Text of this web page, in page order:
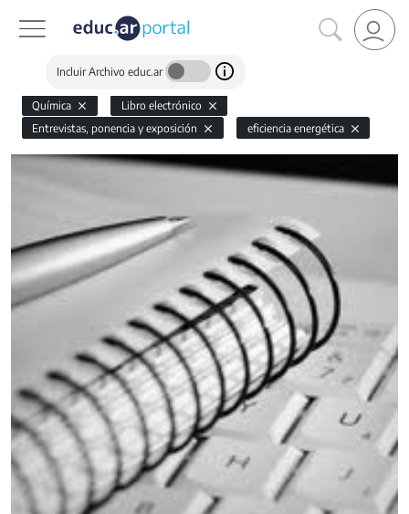
Incluir Archivo educ.ar
Química
Libro electrónico
Entrevistas, ponencia y exposición
eficiencia energética